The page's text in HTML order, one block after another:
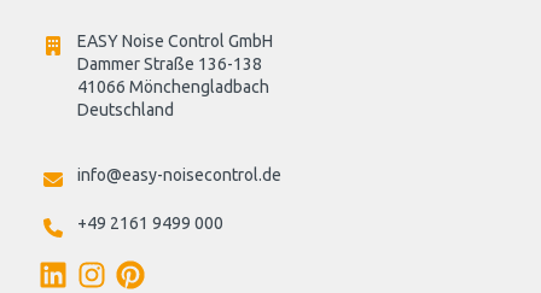
EASY Noise Control GmbH
Dammer Straße 136-138
41066 Mönchengladbach
Deutschland
info@easy-noisecontrol.de
+49 2161 9499 000